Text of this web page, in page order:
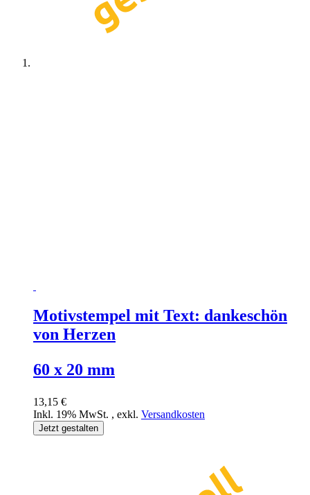
Motivstempel mit Text: dankeschön
von Herzen
60 x 20 mm
13,15 €
Inkl. 19% MwSt. , exkl. Versandkosten
Jetzt gestalten